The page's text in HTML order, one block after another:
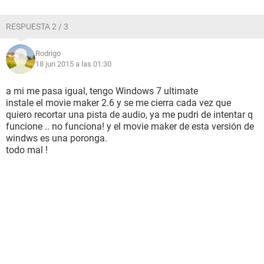
RESPUESTA 2 / 3
Rodrigo
18 jun 2015 a las 01:30
a mi me pasa igual, tengo Windows 7 ultimate
instale el movie maker 2.6 y se me cierra cada vez que
quiero recortar una pista de audio, ya me pudri de intentar q
funcione .. no funciona! y el movie maker de esta versión de
windws es una poronga.
todo mal !